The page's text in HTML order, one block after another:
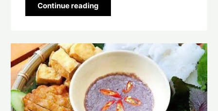
Continue reading